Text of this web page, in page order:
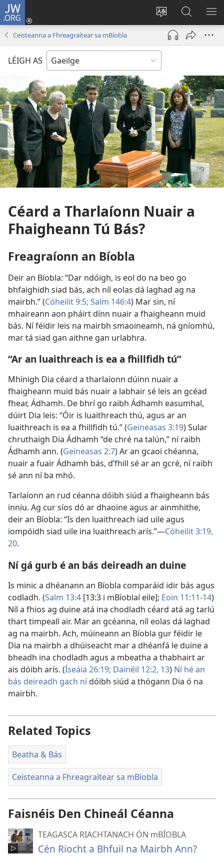
JW.ORG
Athraigh
teanga
an
láithreáin
Logáil
Isteach
(opens
window)
ar
JW.ORG
Ceisteanna a Fhreagraítear sa mBíobla
LÉIGH AS
Céard a Tharlaíonn Nuair a
Fhaigheann Tú Bás?
Freagraíonn an Bíobla
Deir an Bíobla: “Dar ndóigh, is eol do na beo go
bhfaighidh siad bás, ach níl eolas dá laghad ag na
mairbh.” (Cóheilit 9:5; Salm 146:4) Mar sin, ní
mhaireann aon pháirt dínn nuair a fhaigheann muid
bás. Ní féidir leis na mairbh smaoineamh, ná gníomhú,
mar tá siad gan aithne gan urlabhra.
“Ar an luaithreach is ea a fhillfidh tú”
Mhínigh Dia céard a tharlaíonn dúinn nuair a
fhaigheann muid bás nuair a labhair sé leis an gcéad
fhear, Ádhamh. De bhrí go raibh Ádhamh easumhal,
dúirt Dia leis: “Óir is luaithreach thú, agus ar an
luaithreach is ea a fhillfidh tú.” (Geineasas 3:19) Sular
chruthaigh Dia Ádhamh “de chré na talún,” ní raibh
Ádhamh ann. (Geineasas 2:7) Ar an gcaoi chéanna,
nuair a fuair Ádhamh bás, d’fhill sé ar an gcré, ní raibh
sé ann ní ba mhó.
Tarlaíonn an rud céanna dóibh siúd a fhaigheann bás
inniu. Ag cur síos dó ar dhaoine agus ar ainmhithe,
deir an Bíobla: “Is den luaithreach iad uile agus
iompóidh siad uile ina luaithreach arís.”​—Cóheilit 3:19,
20.
Ní gá gurb é an bás deireadh an duine
Is minic a dhéanann an Bíobla comparáid idir bás agus
codladh. (Salm 13:4 [13:3 i mBíoblaí eile]; Eoin 11:11-14)
Níl a fhios ag duine atá ina chodladh céard atá ag tarlú
thart timpeall air. Mar an gcéanna, níl eolas dá laghad
ag na mairbh. Ach, múineann an Bíobla gur féidir le
Dia na mairbh a dhúiseacht mar a dhéanfá le duine a
bheadh ina chodladh agus a mbeatha a thabhairt ar
ais dóibh arís. (Íseáia 26:19; Dainéil 12:2, 13) Ní hé an
bás deireadh gach nídóibh siúd a thógann Dia ó na
mairbh.
Related Topics
Beatha & Bás
Ceisteanna a Fhreagraítear sa mBíobla
Faisnéis Den Chineál Céanna
TEAGASCA RIACHTANACH ÓN mBÍOBLA
Cén Riocht a Bhfuil na Mairbh Ann?